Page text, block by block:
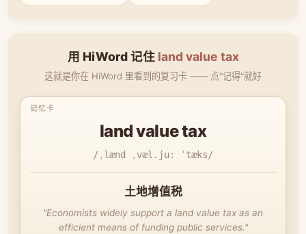
用 HiWord 记住 land value tax
这就是你在 HiWord 里看到的复习卡 —— 点"记得"就好
land value tax
/ˌlænd ˌvæl.juː ˈtæks/
土地增值税
"Economists widely support a land value tax as an
efficient means of funding public services."